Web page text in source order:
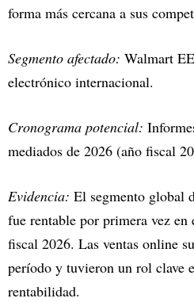
forma más cercana a sus
Segmento afectado: Walmart
electrónico internacional.
Cronograma potencial:
mediados de 2026 (año fiscal
Evidencia: El segmento global
fue rentable por primera vez
fiscal 2026. Las ventas online
período y tuvieron un rol clave
rentabilidad.